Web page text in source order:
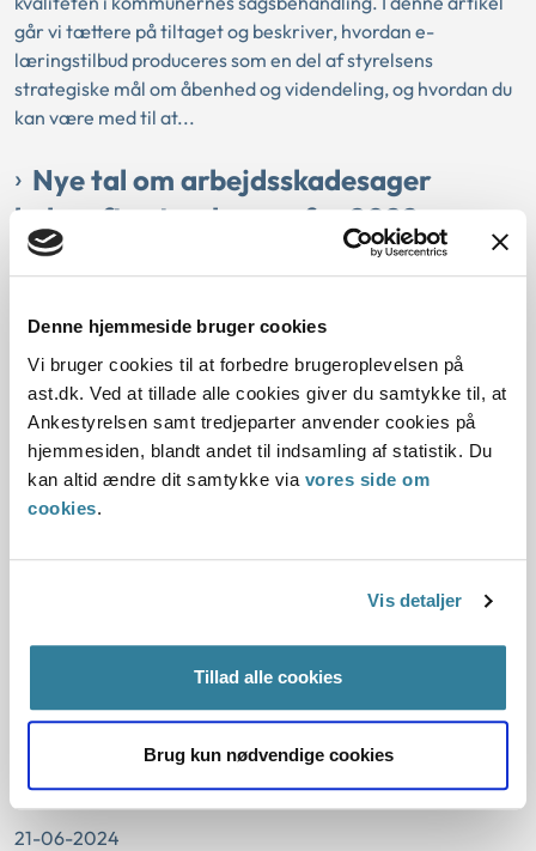
Denne hjemmeside bruger cookies
Vi bruger cookies til at forbedre brugeroplevelsen på
ast.dk. Ved at tillade alle cookies giver du samtykke til, at
Ankestyrelsen samt tredjeparter anvender cookies på
hjemmesiden, blandt andet til indsamling af statistik. Du
kan altid ændre dit samtykke via vores side om
cookies.
Vis detaljer
Tillad alle cookies
Brug kun nødvendige cookies
går vi tættere på tiltaget og beskriver, hvordan e-
læringstilbud produceres som en del af styrelsens
strategiske mål om åbenhed og videndeling, og hvordan du
kan være med til at...
Nye tal om arbejdsskadesager
bekræfter tendensen fra 2022:
Tilskadekomne klager oftest, men
oftere til omgørelse
24-06-2024
Arbejdsskadeområdet Generelt
Hvem klagede i 2023 over en arbejdsskadesag, og hvad
blev resultatet af klagesagen? De statistikker
præsenterede vi på et årsmøde-webinar med godt 300
Tema om ressourceforløbsydelse:
Mangel på væsentlige oplysninger er
den primære årsag til hjemvisning af
sager
21-06-2024